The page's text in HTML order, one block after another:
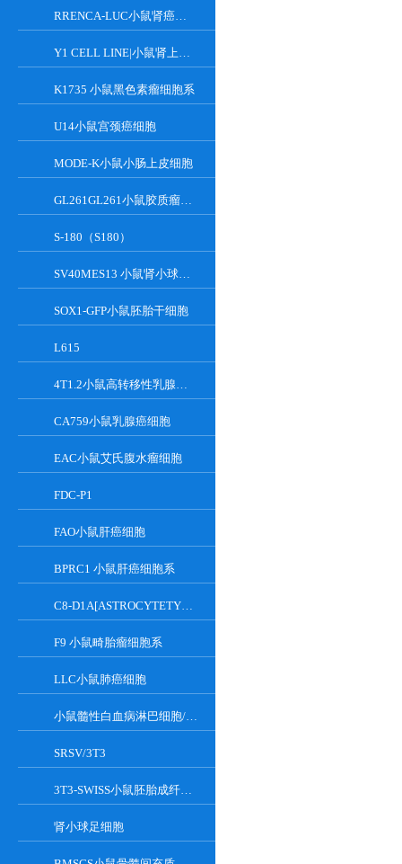
RRENCA-LUC小鼠肾癌细胞LUC转染株
Y1 CELL LINE|小鼠肾上腺皮质瘤细胞
K1735 小鼠黑色素瘤细胞系
U14小鼠宫颈癌细胞
MODE-K小鼠小肠上皮细胞
GL261GL261小鼠胶质瘤细胞
S-180（S180）
SV40MES13 小鼠肾小球系膜细胞
SOX1-GFP小鼠胚胎干细胞
L615
4T1.2小鼠高转移性乳腺癌细胞
CA759小鼠乳腺癌细胞
EAC小鼠艾氏腹水瘤细胞
FDC-P1
FAO小鼠肝癌细胞
BPRC1 小鼠肝癌细胞系
C8-D1A[ASTROCYTETYPEICLONE]小鼠小脑细胞
F9 小鼠畸胎瘤细胞系
LLC小鼠肺癌细胞
小鼠髓性白血病淋巴细胞/小鼠白血病G-CSF依赖性细胞
SRSV/3T3
3T3-SWISS小鼠胚胎成纤维细胞
肾小球足细胞